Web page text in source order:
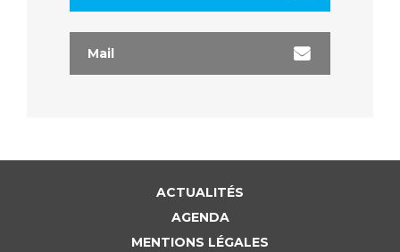
Mail
ACTUALITÉS
AGENDA
MENTIONS LÉGALES